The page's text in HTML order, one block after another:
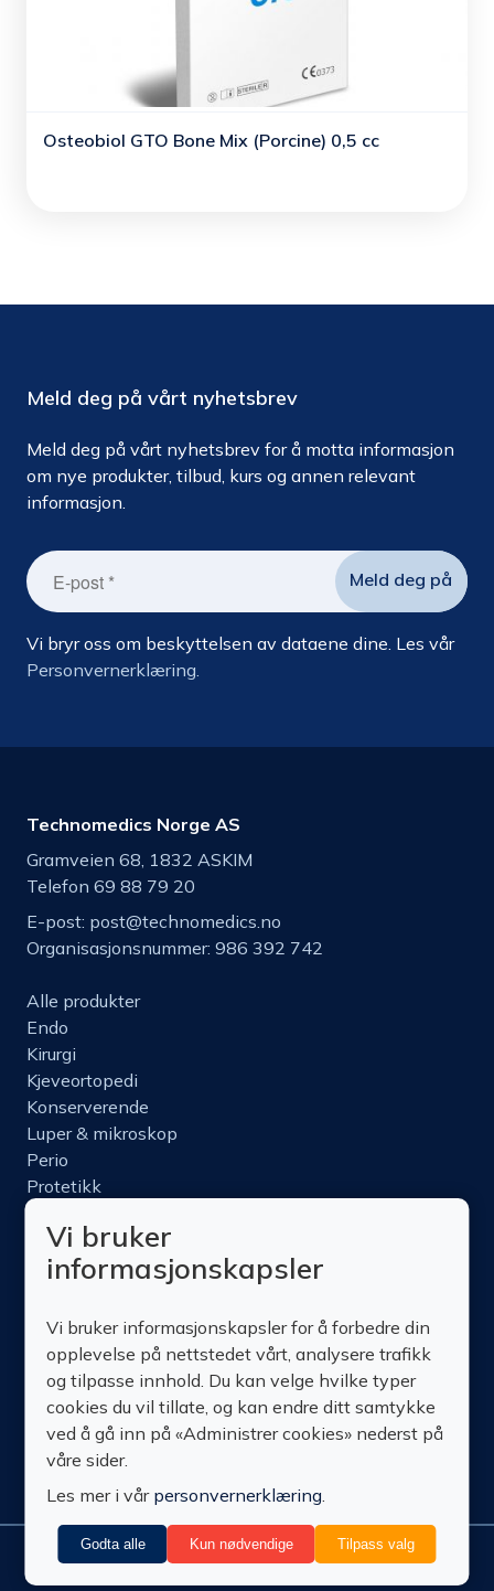
Osteobiol GTO Bone Mix (Porcine) 0,5 cc
Meld deg på vårt nyhetsbrev
Meld deg på vårt nyhetsbrev for å motta informasjon
om nye produkter, tilbud, kurs og annen relevant
informasjon.
Vi bryr oss om beskyttelsen av dataene dine. Les vår
Personvernerklæring.
Technomedics Norge AS
Gramveien 68, 1832 ASKIM
Telefon 69 88 79 20
E-post: post@technomedics.no
Organisasjonsnummer: 986 392 742
Alle produkter
Endo
Kirurgi
Kjeveortopedi
Konserverende
Luper & mikroskop
Perio
Protetikk
Nettbutikk
Produktinfo
Om oss
Kontakt oss
© Technomedics Personvern Nedlastinger Vilkår Retur
Administrer
Vi bruker
informasjonskapsler
Vi bruker informasjonskapsler for å forbedre din
opplevelse på nettstedet vårt, analysere trafikk
og tilpasse innhold. Du kan velge hvilke typer
cookies du vil tillate, og kan endre ditt samtykke
ved å gå inn på «Administrer cookies» nederst på
våre sider.
Les mer i vår personvernerklæring.
Godta alle Kun nødvendige Tilpass valg